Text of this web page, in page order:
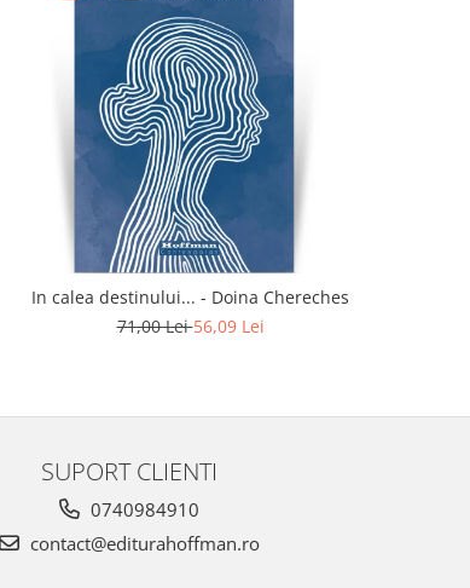
In calea destinului... - Doina Chereches
71,00 Lei56,09 Lei
SUPORT CLIENTI
0740984910
contact@editurahoffman.ro